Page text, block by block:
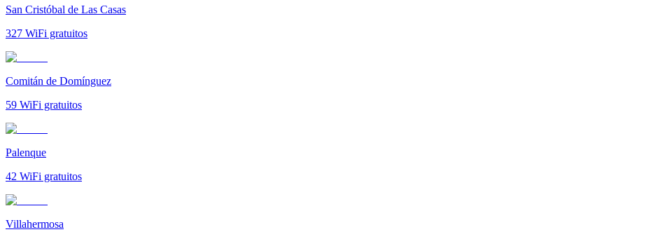
San Cristóbal de Las Casas
327 WiFi gratuitos
Comitán de Domínguez
59 WiFi gratuitos
Palenque
42 WiFi gratuitos
Villahermosa